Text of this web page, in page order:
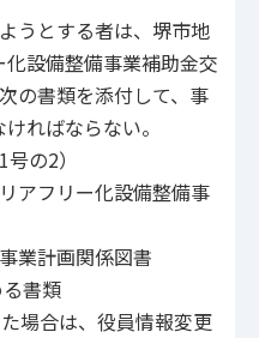
うとする者は、堺市地
設備整備事業補助金交
の書類を添付して、事
ればならない。
の2）
アフリー化設備整備事
業計画関係図書
書類
場合は、役員情報変更